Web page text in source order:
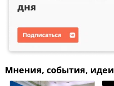
Мнения, события, идеи